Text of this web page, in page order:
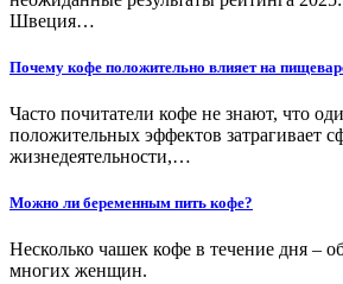
Швеция…
Почему кофе положительно влияет на
Часто почитатели кофе не знают, что
положительных эффектов затрагивает
жизнедеятельности,…
Можно ли беременным пить кофе?
Несколько чашек кофе в течение дня –
многих женщин.